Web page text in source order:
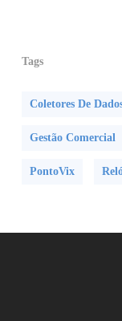
Tags
Coletores De
Gestão Comercial
PontoVix